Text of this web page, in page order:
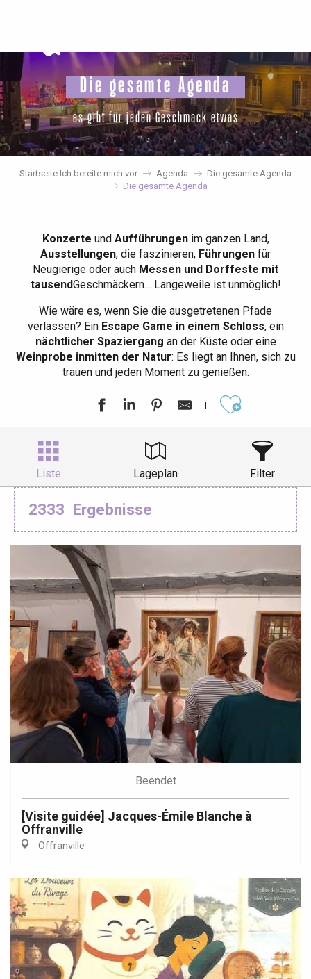
principal
Die gesamte Agenda
es gibt für jeden Geschmack etwas
Startseite Ich bereite mich vor Agenda
Die gesamte Agenda
Die gesamte Agenda
Konzerte und Aufführungenim ganzen Land,
Ausstellungen, die faszinieren, Führungen für
Neugierige oder auch Messen und Dorffeste mit
tausendGeschmäckern… Langeweile ist unmöglich!
Wie wäre es, wenn Sie die ausgetretenen Pfade
verlassen? EinEscape Game in einem Schloss, ein
nächtlicher Spaziergang an der Küste oder eine
Weinprobe inmitten der Natur: Es liegt an Ihnen, sich zu
trauen und jeden Moment zu genießen.
Liste Lageplan Filter
2333 Ergebnisse
Beendet
[Visite guidée] Jacques-Émile Blanche à
Offranville
Offranville